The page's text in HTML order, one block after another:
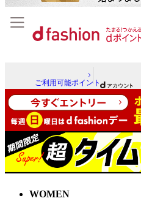
ご利用可能ポイント
WOMEN